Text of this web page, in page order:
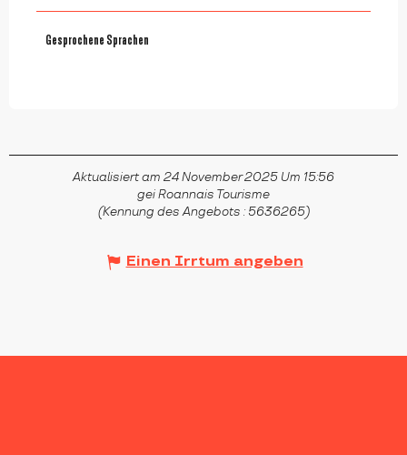
Gesprochene Sprachen
Gesprochene Sprachen
Aktualisiert am 24 November 2025 Um 15:56
gei Roannais Tourisme
(Kennung des Angebots : 5636265)
Einen Irrtum angeben